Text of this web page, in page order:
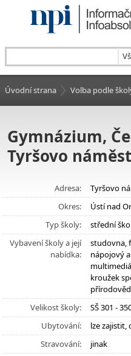
Úvodní strana Volba podle
Gymnázium,
Tyršovo
Adresa:
Tyršovo
Okres:
Ústí nad
Typ školy:
střední
Vybavení školy a její
nabídka:
studovna,
nápojový
kroužek
Velikost školy:
SŠ 301 -
Ubytování:
lze zajistit,
Stravování:
jinak